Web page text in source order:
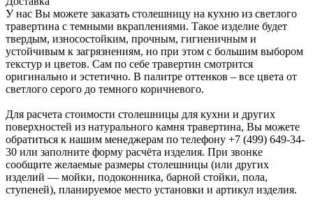
У нас Вы можете заказать столешницу на кухню из светлого
травертина с темными вкраплениями. Такое изделие будет
твердым, износостойким, прочным, гигиеничным и
устойчивым к загрязнениям, но при этом с большим выбором
текстур и цветов. Сам по себе травертин смотрится
оригинально и эстетично. В палитре оттенков – все цвета от
светлого серого до темного коричневого.
Для расчета стоимости столешницы для кухни и других
поверхностей из натурального камня травертина, Вы можете
обратиться к нашим менеджерам по телефону +7 (499) 649-34-
30 или заполните форму расчёта изделия. При звонке
сообщите желаемые размеры столешницы (или других
изделий — мойки, подоконника, барной стойки, пола,
ступеней), планируемое место установки и артикул изделия.